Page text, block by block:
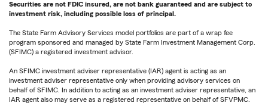
Securities are not FDIC insured, are not bank guaranteed and are subject to
investment risk, including possible loss of principal.
The State Farm Advisory Services model portfolios are part of a wrap fee
program sponsored and managed by State Farm Investment Management Corp.
(SFIMC) a registered investment advisor.
An SFIMC investment adviser representative (IAR) agent is acting as an
investment adviser representative only when providing advisory services on
behalf of SFIMC. In addition to acting as an investment adviser representative, an
IAR agent also may serve as a registered representative on behalf of SFVPMC.